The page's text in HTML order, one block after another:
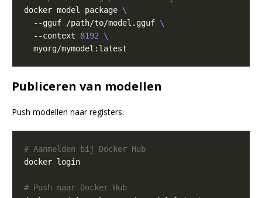
docker model package
  --gguf /path/to/model.gguf
  --context
8192
Publiceren van modellen
Push modellen naar registers:
# Aanmelden bij Docker Hub
# Push naar Docker Hub